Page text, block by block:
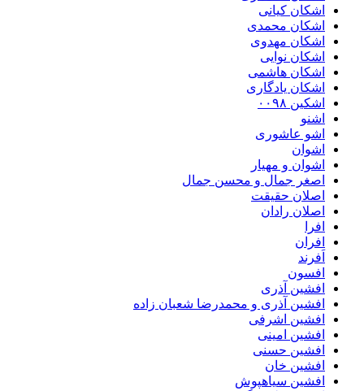
اشکان کیانی
اشکان محمدی
اشکان مهدوی
اشکان نوایی
اشکان هاشمی
اشکان یادگاری
اشکین ۰۰۹۸
اشنو
اشو عاشوری
اشوان
اشوان و مهیار
اصغر جمال و محسن جمال
اصلان حقیقت
اصلان رادان
افرا
افران
اَفرند
افسون
افشین آذری
افشین آذری و محمدرضا شعبان زاده
افشین اشرفی
افشین امینی
افشین حسنی
افشین خان
افشین سیاهپوش